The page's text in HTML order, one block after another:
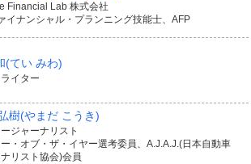
Financial Lab 株式会社
イナンシャル・プランニング技能士、AFP
(てい みわ)
イター
樹(やまだ こうき)
ジャーナリスト
・オブ・ザ・イヤー選考委員、A.J.A.J.(日本自動車
リスト協会)会員